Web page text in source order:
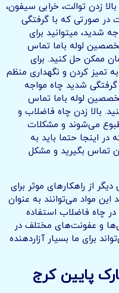
زدن توالت، خرابی سیفون،
در صورتی که با گرفتگی
شدید، میتوانید برای
لوله باما تماس
ممکن حل کنید. برای
تمیز کردن و نگهداری منظم
شدید چاه مواجه
لوله باما تماس
بالا زدن چاه فاضلاب و
می‌شوند و مشکلات
در اینجا حتما باید به
تماس بگیرید و مشکل
از راهکارهای موثر برای
مواد می‌توانند به عنوان
چاه فاضلاب استفاده
و عفونت‌های مختلف در
برای ما بسیار آزاردهنده
پایین کرج